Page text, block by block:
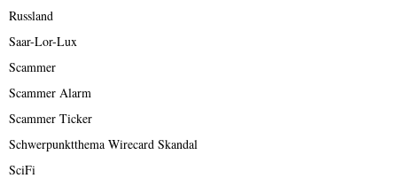
Russland
Saar-Lor-Lux
Scammer
Scammer Alarm
Scammer Ticker
Schwerpunktthema Wirecard Skandal
SciFi